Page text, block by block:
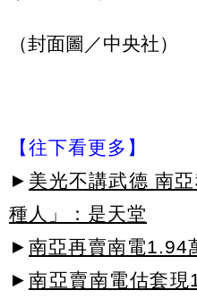
（封面圖／中央社）
【往下看更多】
► 美光不講武德 南
種人」：是天堂
► 南亞再賣南電1.94
► 南亞賣南電估套